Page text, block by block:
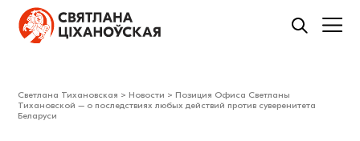
Светлана Тихановская > Новости > Позиция Офиса Светланы
Тихановской – о последствиях любых действий против суверенитета
Беларуси